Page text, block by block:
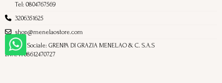
Tel: 0804767569
3206351625
shop@menelaostore.com
Ragione Sociale: GRENPA DI GRAZIA MENELAO & C. S.A.S
P.IVA: IT08612470727